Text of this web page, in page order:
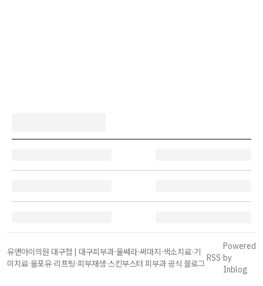
유앤아이의원 대구점 | 대구피부과·울쎄라·써마지·색소치료·기
미치료·올포유·리프팅·피부재생·스킨부스터 피부과 공식 블로그
RSS·
Powered
by
Inblog